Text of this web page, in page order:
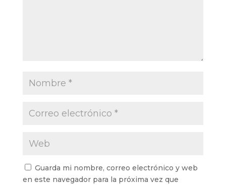
Guarda mi nombre, correo electrónico y web
en este navegador para la próxima vez que